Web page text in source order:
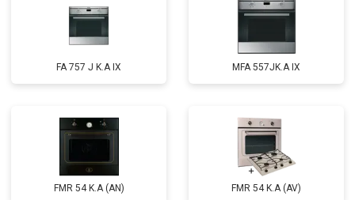
FA 757 J K.A IX MFA 557JK.A IX
FMR 54 K.A (AN) FMR 54 K.A (AV)